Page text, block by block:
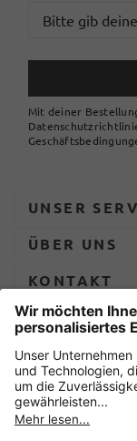
Mit deiner
UNSER
ÜBER UNS
KONTAKT
ZAHLUNG